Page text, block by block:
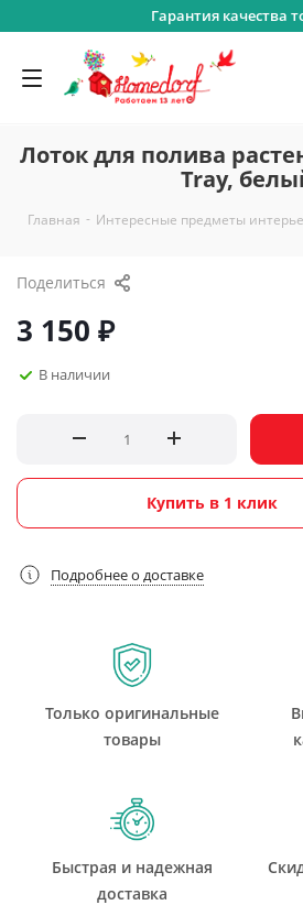
Гарантия качества
Лоток для полива
Tray,
Главная - Интересные предметы
Поделиться
3 150 ₽
В наличии
Купить в 1 клик
Подробнее о доставке
Только оригинальные
товары
Быстрая и надежная
доставка